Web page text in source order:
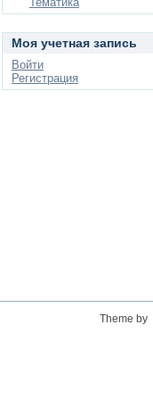
Моя учетная запись
Войти
Регистрация
Theme by